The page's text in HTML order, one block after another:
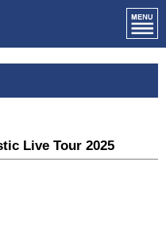
Live Tour 2025